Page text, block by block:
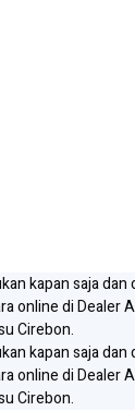
kapan saja
online di Dealer
Cirebon.
kapan saja
online di Dealer
Cirebon.